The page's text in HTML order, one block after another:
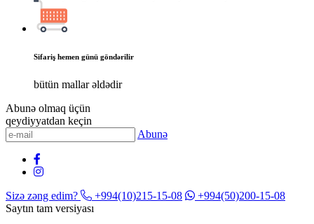
Sifariş hemen günü göndərilir
bütün mallar əldədir
Abunə olmaq üçün
qeydiyyatdan keçin
Abunə
Sizə zəng edim? +994(10)215-15-08
+994(50)200-15-08
Saytın tam versiyası